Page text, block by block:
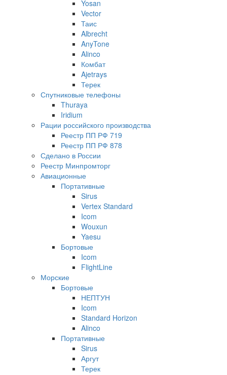
Yosan
Vector
Таис
Albrecht
AnyTone
Alinco
Комбат
Ajetrays
Терек
Спутниковые телефоны
Thuraya
Iridium
Рации российского производства
Реестр ПП РФ 719
Реестр ПП РФ 878
Сделано в России
Реестр Минпромторг
Авиационные
Портативные
Sirus
Vertex Standard
Icom
Wouxun
Yaesu
Бортовые
Icom
FlightLine
Морские
Бортовые
НЕПТУН
Icom
Standard Horizon
Alinco
Портативные
Sirus
Аргут
Терек